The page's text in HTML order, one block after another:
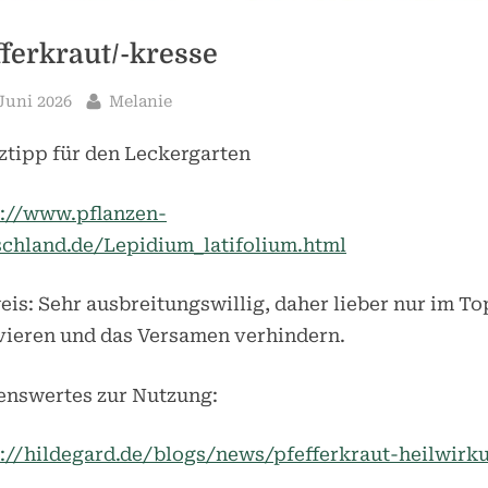
kresse
2026 By
Melanie
für den Leckergarten
www.pflanzen-
Lepidium_latifolium.html
Sehr ausbreitungswillig, daher lieber nur im
und das Versamen verhindern.
zur Nutzung:
hildegard.de/blogs/news/pfefferkraut-